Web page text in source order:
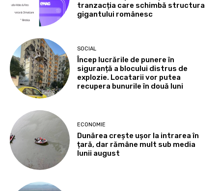
tranzacția care schimbă structura
gigantului românesc
SOCIAL
Încep lucrările de punere în
siguranță a blocului distrus de
explozie. Locatarii vor putea
recupera bunurile în două luni
ECONOMIE
Dunărea crește ușor la intrarea în
țară, dar rămâne mult sub media
lunii august